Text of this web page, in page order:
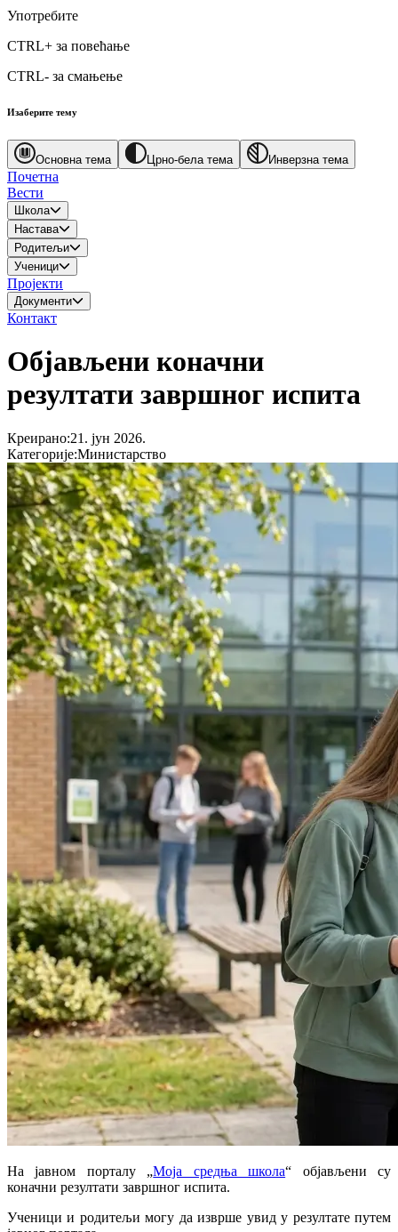
Употребите
CTRL+ за повећање
CTRL- за смањење
Изаберите тему
Основна тема Црно-бела тема Инверзна тема
Почетна
Вести
Школа
Настава
Родитељи
Ученици
Пројекти
Документи
Контакт
Објављени коначни
резултати завршног испита
Креирано:21. јун 2026.
Категорије:Министарство
На јавном порталу „Моја средња школа“ објављени су
коначни резултати завршног испита.
Ученици и родитељи могу да изврше увид у резултате путем